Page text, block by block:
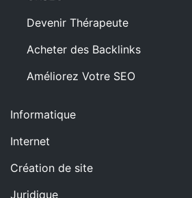
Devenir Thérapeute
Acheter des Backlinks
Améliorez Votre SEO
Informatique
Internet
Création de site
Juridique